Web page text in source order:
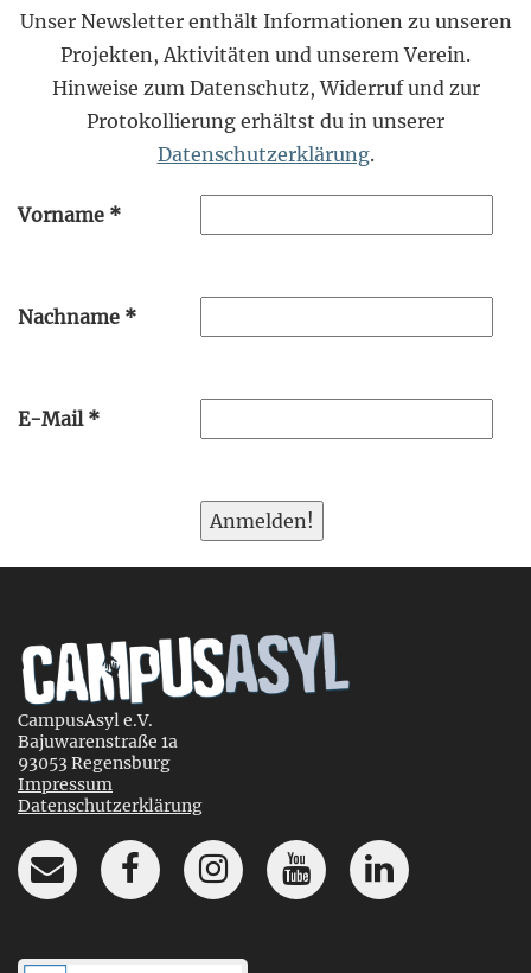
Unser Newsletter enthält Informationen zu unseren
Projekten, Aktivitäten und unserem Verein.
Hinweise zum Datenschutz, Widerruf und zur
Protokollierung erhältst du in unserer
Datenschutzerklärung.
Vorname *
Nachname *
E-Mail *
CampusAsyl e.V.
Bajuwarenstraße 1a
93053 Regensburg
Impressum
Datenschutzerklärung